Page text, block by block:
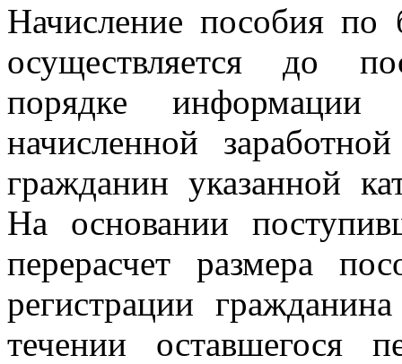
Начисление пособия по
осуществляется до
порядке информации
начисленной
гражданин указанной
На основании
перерасчет размера
регистрации
течении оставшегося